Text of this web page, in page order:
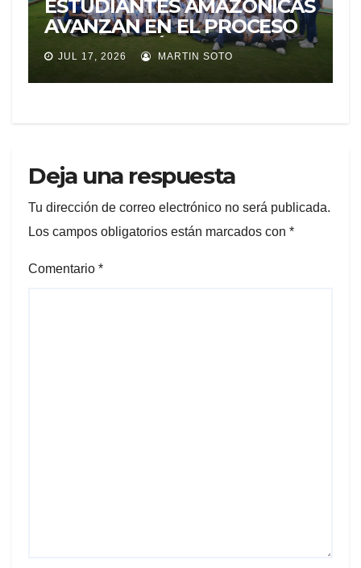
ESTUDIANTES AMAZÓNICAS
AVANZAN EN EL PROCESO
DE SELECCIÓN PARA
REPRESENTAR A ECUADOR
EN EXPERIENCIA
JUL 17, 2026 MARTIN SOTO
Deja una respuesta
Tu dirección de correo electrónico no será publicada.
Los campos obligatorios están marcados con *
Comentario *